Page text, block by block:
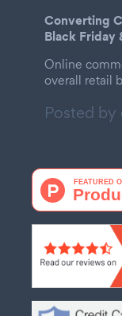
Converting
Black Friday
Online
overall retail
Posted by